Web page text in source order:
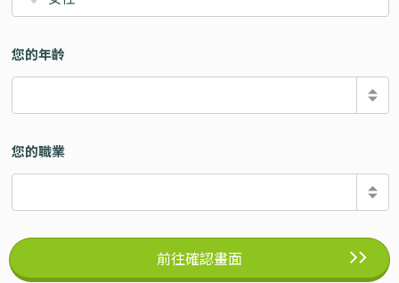
您的年齡
您的職業
前往確認畫面